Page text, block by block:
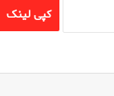
کپی لینک